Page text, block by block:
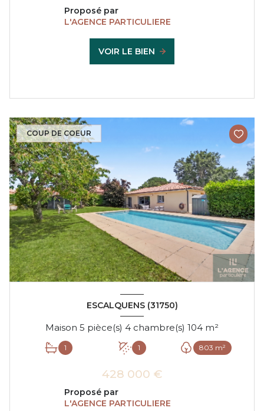
Proposé par
L'AGENCE PARTICULIERE
VOIR LE BIEN
COUP DE COEUR
ESCALQUENS (31750)
Maison 5 pièce(s) 4 chambre(s) 104 m²
1 1 803 m²
428 000 €
Proposé par
L'AGENCE PARTICULIERE